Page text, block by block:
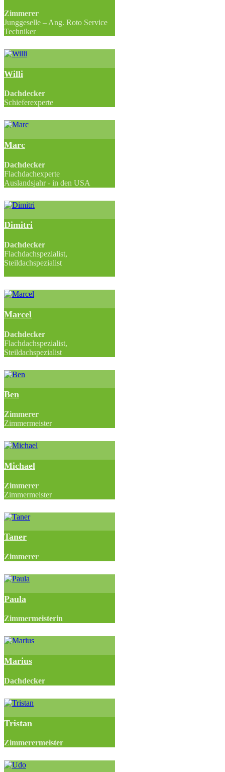
Zimmerer
Junggeselle – Ang. Roto Service
Techniker
Willi
Dachdecker
Schieferexperte
Marc
Dachdecker
Flachdachexperte
Auslandsjahr - in den USA
Dimitri
Dachdecker
Flachdachspezialist,
Steildachspezialist
Marcel
Dachdecker
Flachdachspezialist,
Steildachspezialist
Ben
Zimmerer
Zimmermeister
Michael
Zimmerer
Zimmermeister
Taner
Zimmerer
Paula
Zimmermeisterin
Marius
Dachdecker
Tristan
Zimmerermeister